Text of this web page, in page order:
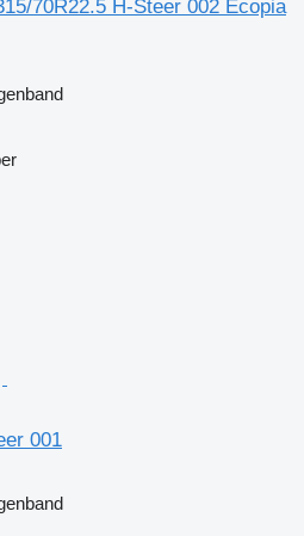
70R22.5 H-Steer 002 Ecopia
001